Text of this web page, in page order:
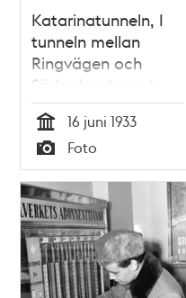
Katarinatunneln, I
tunneln mellan
Ringvägen och
Södra bantorget
Tid
16 juni 1933
Typ
Foto